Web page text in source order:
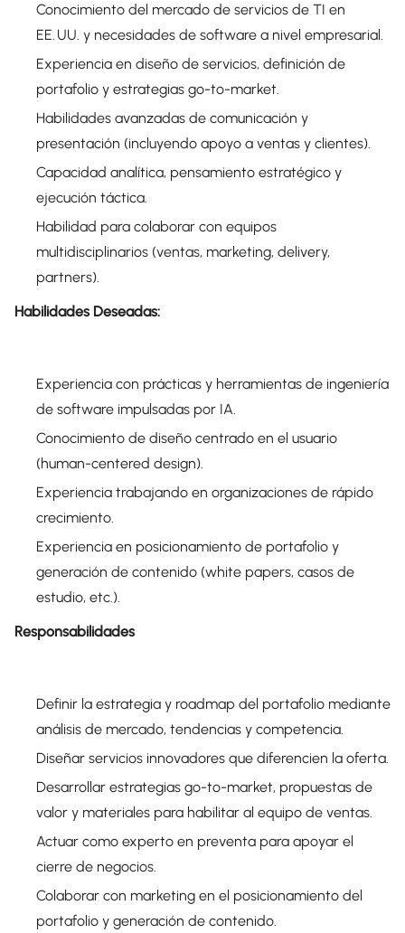
Conocimiento del mercado de servicios de TI en
EE. UU. y necesidades de software a nivel empresarial.
Experiencia en diseño de servicios, definición de
portafolio y estrategias go-to-market.
Habilidades avanzadas de comunicación y
presentación (incluyendo apoyo a ventas y clientes).
Capacidad analítica, pensamiento estratégico y
ejecución táctica.
Habilidad para colaborar con equipos
multidisciplinarios (ventas, marketing, delivery,
partners).
Habilidades Deseadas:
Experiencia con prácticas y herramientas de ingeniería
de software impulsadas por IA.
Conocimiento de diseño centrado en el usuario
(human-centered design).
Experiencia trabajando en organizaciones de rápido
crecimiento.
Experiencia en posicionamiento de portafolio y
generación de contenido (white papers, casos de
estudio, etc.).
Responsabilidades
Definir la estrategia y roadmap del portafolio mediante
análisis de mercado, tendencias y competencia.
Diseñar servicios innovadores que diferencien la oferta.
Desarrollar estrategias go-to-market, propuestas de
valor y materiales para habilitar al equipo de ventas.
Actuar como experto en preventa para apoyar el
cierre de negocios.
Colaborar con marketing en el posicionamiento del
portafolio y generación de contenido.